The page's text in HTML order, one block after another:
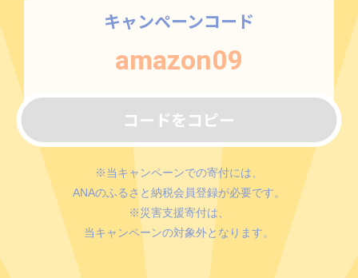
キャンペーンコード
amazon09
コードをコピー
※当キャンペーンでの寄付には、
ANAのふるさと納税会員登録が必要です。
※災害支援寄付は、
当キャンペーンの対象外となります。